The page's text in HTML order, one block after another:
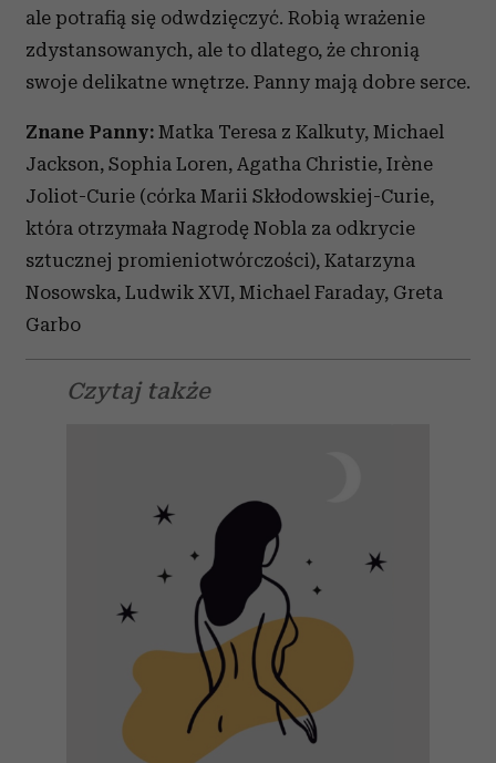
ale potrafią się odwdzięczyć. Robią wrażenie
zdystansowanych, ale to dlatego, że chronią
swoje delikatne wnętrze. Panny mają dobre serce.
Znane Panny: Matka Teresa z Kalkuty, Michael
Jackson, Sophia Loren, Agatha Christie, Irène
Joliot-Curie (córka Marii Skłodowskiej-Curie,
która otrzymała Nagrodę Nobla za odkrycie
sztucznej promieniotwórczości), Katarzyna
Nosowska, Ludwik XVI, Michael Faraday, Greta
Garbo
Czytaj także